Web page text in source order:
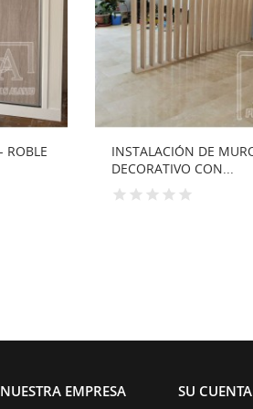
PUERTAS BLANCAS
NUESTRA EMPRESA SU CUENTA